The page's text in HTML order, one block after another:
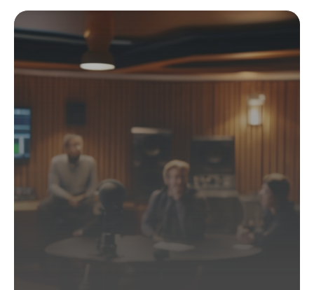
innovation fusionne musique live et
diffusion numérique